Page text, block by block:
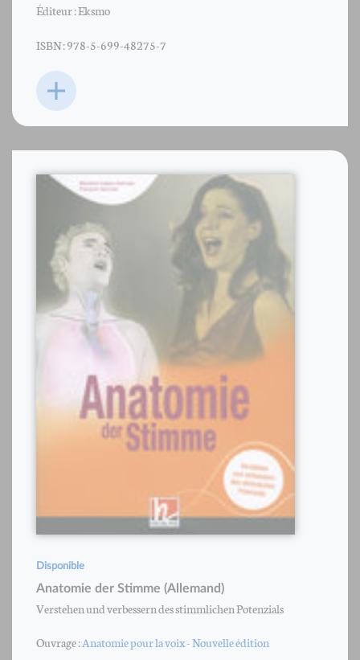
Éditeur : Eksmo
ISBN : 978-5-699-48275-7
Disponible
Anatomie der Stimme (Allemand)
Verstehen und verbessern des stimmlichen Potenzials
Ouvrage :Anatomie pour la voix - Nouvelle édition